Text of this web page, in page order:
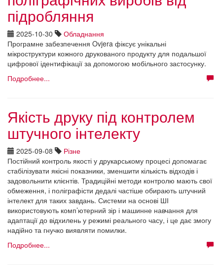
підробляння
2025-10-30
Обладнання
Програмне забезпечення Ovjera фіксує унікальні
мікроструктури кожного друкованого продукту для подальшої
цифрової ідентифікації за допомогою мобільного застосунку.
Подробнее...
Якість друку під контролем
штучного інтелекту
2025-09-08
Різне
Постійний контроль якості у друкарському процесі допомагає
стабілізувати якісні показники, зменшити кількість відходів і
задовольнити клієнтів. Традиційні методи контролю мають свої
обмеження, і поліграфісти дедалі частіше обирають штучний
інтелект для таких завдань. Системи на основі ШІ
використовують комп’ютерний зір і машинне навчання для
адаптації до відхилень у режимі реального часу, і це дає змогу
надійно та гнучко виявляти помилки.
Подробнее...